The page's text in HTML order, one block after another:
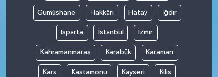
Gümüşhane Hakkâri Hatay Iğdır
Isparta İstanbul İzmir
Kahramanmaraş Karabük Karaman
Kars Kastamonu Kayseri Kilis